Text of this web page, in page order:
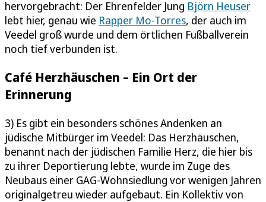
hervorgebracht: Der Ehrenfelder Jung Björn Heuser
lebt hier, genau wie Rapper Mo-Torres, der auch im
Veedel groß wurde und dem örtlichen Fußballverein
noch tief verbunden ist.
Café Herzhäuschen – Ein Ort der
Erinnerung
3) Es gibt ein besonders schönes Andenken an
jüdische Mitbürger im Veedel: Das Herzhäuschen,
benannt nach der jüdischen Familie Herz, die hier bis
zu ihrer Deportierung lebte, wurde im Zuge des
Neubaus einer GAG-Wohnsiedlung vor wenigen Jahren
originalgetreu wieder aufgebaut. Ein Kollektiv von